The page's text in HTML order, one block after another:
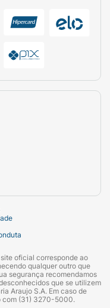
oficial corresponde ao
qualquer outro que
segurança recomendamos
que se utilizem
Araujo S.A. Em caso de
com (31) 3270-5000.